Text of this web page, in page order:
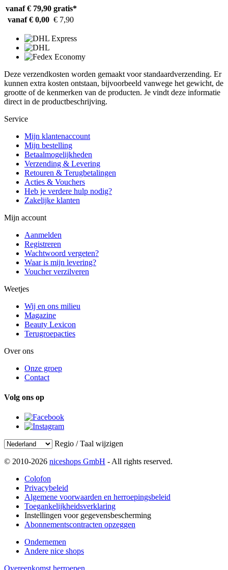
vanaf € 79,90 gratis*
vanaf € 0,00 € 7,90
Deze verzendkosten worden gemaakt voor standaardverzending. Er
kunnen extra kosten ontstaan, bijvoorbeeld vanwege het gewicht, de
grootte of de kenmerken van de producten. Je vindt deze informatie
direct in de productbeschrijving.
Service
Mijn klantenaccount
Mijn bestelling
Betaalmogelijkheden
Verzending & Levering
Retouren & Terugbetalingen
Acties & Vouchers
Heb je verdere hulp nodig?
Zakelijke klanten
Mijn account
Aanmelden
Registreren
Wachtwoord vergeten?
Waar is mijn levering?
Voucher verzilveren
Weetjes
Wij en ons milieu
Magazine
Beauty Lexicon
Terugroepacties
Over ons
Onze groep
Contact
Volg ons op
Regio / Taal wijzigen
© 2010-2026 niceshops GmbH - All rights reserved.
Colofon
Privacybeleid
Algemene voorwaarden en herroepingsbeleid
Toegankelijkheidsverklaring
Instellingen voor gegevensbescherming
Abonnementscontracten opzeggen
Ondernemen
Andere nice shops